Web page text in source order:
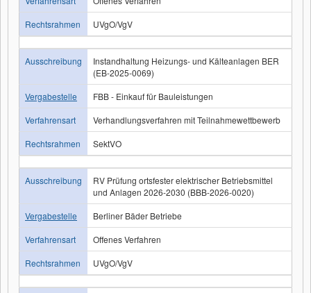
Rechtsrahmen
UVgO/VgV
Ausschreibung
Instandhaltung Heizungs- und Kälteanlagen BER
(EB-2025-0069)
Vergabestelle
FBB - Einkauf für Bauleistungen
Verfahrensart
Verhandlungsverfahren mit Teilnahmewettbewerb
Rechtsrahmen
SektVO
Ausschreibung
RV Prüfung ortsfester elektrischer Betriebsmittel
und Anlagen 2026-2030 (BBB-2026-0020)
Vergabestelle
Berliner Bäder Betriebe
Verfahrensart
Offenes Verfahren
Rechtsrahmen
UVgO/VgV